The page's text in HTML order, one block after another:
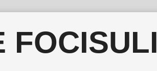
FOCISULI